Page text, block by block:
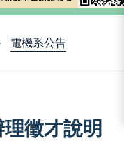
電機系公告
理徵才說明